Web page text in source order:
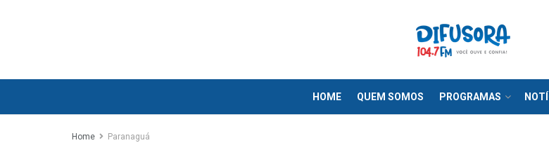
HOME QUEM SOMOS PROGRAMAS
Home Paranaguá